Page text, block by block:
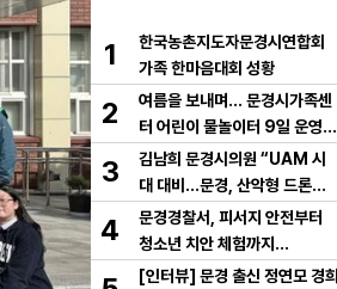
1
한국농촌지도자문경시연합회
가족 한마음대회 성황
2
여름을 보내며… 문경시가족센
터 어린이 물놀이터 9일 운영
마무리
3
김남희 문경시의원 “UAM 시
대 대비…문경, 산악형 드론산
업 중심도시로 도약해야”
4
문경경찰서, 피서지 안전부터
청소년 치안 체험까지…
[인터뷰] 문경 출신 정연모 경희